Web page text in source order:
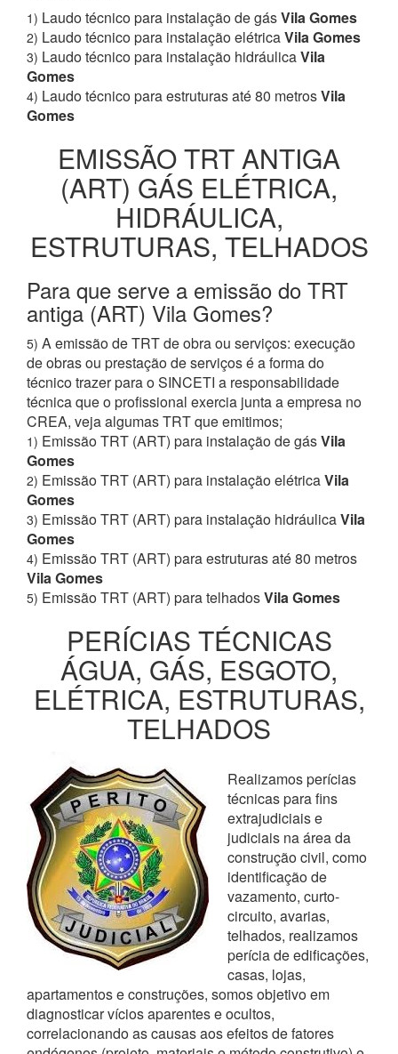
1) Laudo técnico para instalação de gásVila Gomes
2) Laudo técnico para instalação elétricaVila Gomes
3) Laudo técnico para instalação hidráulicaVila
Gomes
4) Laudo técnico para estruturas até 80 metrosVila
Gomes
EMISSÃO TRT ANTIGA
(ART) GÁS ELÉTRICA,
HIDRÁULICA,
ESTRUTURAS, TELHADOS
Para que serve a emissão do TRT
antiga (ART) Vila Gomes?
5) A emissão de TRT de obra ou serviços: execução
de obras ou prestação de serviços é a forma do
técnico trazer para o SINCETI a responsabilidade
técnica que o profissional exercia junta a empresa no
CREA, veja algumas TRT que emitimos;
1) Emissão TRT (ART) para instalação de gásVila
Gomes
2) Emissão TRT (ART) para instalação elétricaVila
Gomes
3) Emissão TRT (ART) para instalação hidráulicaVila
Gomes
4) Emissão TRT (ART) para estruturas até 80 metros
Vila Gomes
5) Emissão TRT (ART) para telhadosVila Gomes
PERÍCIAS TÉCNICAS
ÁGUA, GÁS, ESGOTO,
ELÉTRICA, ESTRUTURAS,
TELHADOS
Realizamos perícias
técnicas para fins
extrajudiciais e
judiciais na área da
construção civil, como
identificação de
vazamento, curto-
circuito, avarias,
telhados, realizamos
perícia de edificações,
casas, lojas,
apartamentos e construções, somos objetivo em
diagnosticar vícios aparentes e ocultos,
correlacionando as causas aos efeitos de fatores